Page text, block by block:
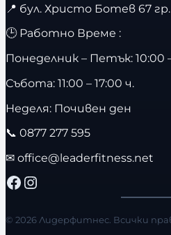
📍 бул. Христо Ботев 67
🕒 Работно Време :
Понеделник – Петък: 10:00
Събота: 11:00 – 17:00 ч.
Неделя: Почивен ден
📞 0877 277 595
✉ office@leaderfitness.net
Facebook Instagram
© 2026 Лидерфитнес. Всички